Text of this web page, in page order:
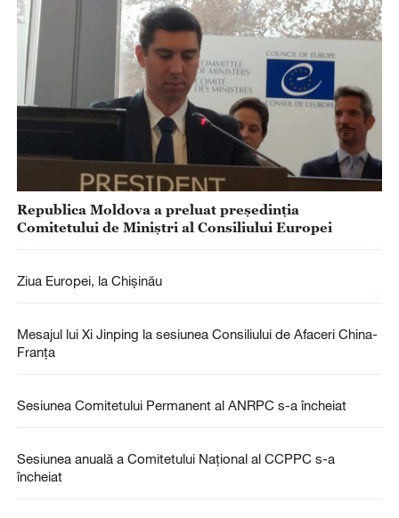
Republica Moldova a preluat președinția
Comitetului de Miniștri al Consiliului Europei
Ziua Europei, la Chișinău
Mesajul lui Xi Jinping la sesiunea Consiliului de Afaceri China-
Franța
Sesiunea Comitetului Permanent al ANRPC s-a încheiat
Sesiunea anuală a Comitetului Național al CCPPC s-a
încheiat